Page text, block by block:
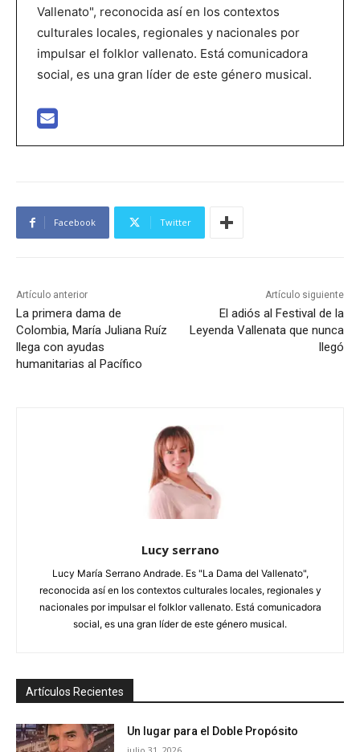
Vallenato", reconocida así en los contextos
culturales locales, regionales y nacionales por
impulsar el folklor vallenato. Está comunicadora
social, es una gran líder de este género musical.
Facebook Twitter
Artículo anterior
La primera dama de
Colombia, María Juliana Ruíz
llega con ayudas
humanitarias al Pacífico
Artículo siguiente
El adiós al Festival de la
Leyenda Vallenata que nunca
llegó
Lucy serrano
Lucy María Serrano Andrade. Es "La Dama del Vallenato",
reconocida así en los contextos culturales locales, regionales y
nacionales por impulsar el folklor vallenato. Está comunicadora
social, es una gran líder de este género musical.
Artículos Recientes
Un lugar para el Doble Propósito